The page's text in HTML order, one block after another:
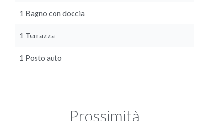
1 Bagno con doccia
1 Terrazza
1 Posto auto
Prossimità